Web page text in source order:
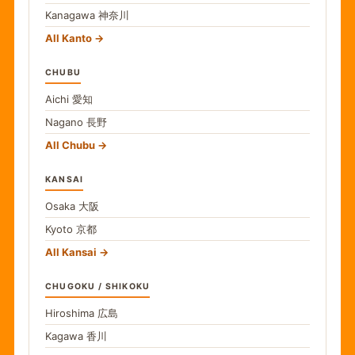
Kanagawa 神奈川
All Kanto
CHUBU
Aichi 愛知
Nagano 長野
All Chubu
KANSAI
Osaka 大阪
Kyoto 京都
All Kansai
CHUGOKU / SHIKOKU
Hiroshima 広島
Kagawa 香川